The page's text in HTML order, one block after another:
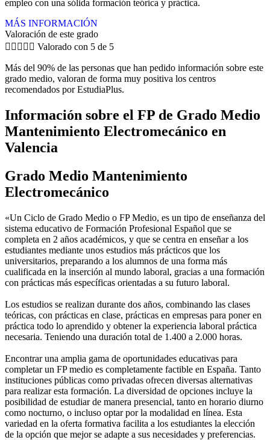
empleo con una sólida formación teórica y práctica.
MÁS INFORMACIÓN
Valoración de este grado
     Valorado con 5 de 5
Más del 90% de las personas que han pedido información sobre este
grado medio, valoran de forma muy positiva los centros
recomendados por EstudiaPlus.
Información sobre el FP de Grado Medio
Mantenimiento Electromecánico en
Valencia
Grado Medio Mantenimiento
Electromecánico
«Un Ciclo de Grado Medio o FP Medio, es un tipo de enseñanza del
sistema educativo de Formación Profesional Español que se
completa en 2 años académicos, y que se centra en enseñar a los
estudiantes mediante unos estudios más prácticos que los
universitarios, preparando a los alumnos de una forma más
cualificada en la inserción al mundo laboral, gracias a una formación
con prácticas más específicas orientadas a su futuro laboral.
Los estudios se realizan durante dos años, combinando las clases
teóricas, con prácticas en clase, prácticas en empresas para poner en
práctica todo lo aprendido y obtener la experiencia laboral práctica
necesaria. Teniendo una duración total de 1.400 a 2.000 horas.
Encontrar una amplia gama de oportunidades educativas para
completar un FP medio es completamente factible en España. Tanto
instituciones públicas como privadas ofrecen diversas alternativas
para realizar esta formación. La diversidad de opciones incluye la
posibilidad de estudiar de manera presencial, tanto en horario diurno
como nocturno, o incluso optar por la modalidad en línea. Esta
variedad en la oferta formativa facilita a los estudiantes la elección
de la opción que mejor se adapte a sus necesidades y preferencias.